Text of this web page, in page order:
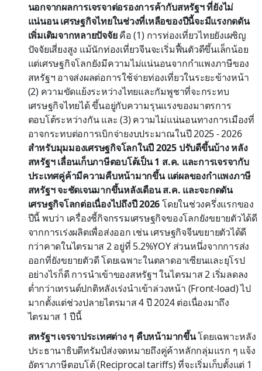
นอกจากผลการเจรจาต่อรองการค้ากับสหรัฐฯ ที่ยังไม่
แน่นอน เศรษฐกิจไทยในช่วงที่เหลือของปีนี้จะมีแรงกดดัน
เพิ่มเติมจากหลายปัจจัยคือ (1) การท่องเที่ยวไทยยังเผชิญ
ปัจจัยเสี่ยงสูง แม้นักท่องเที่ยวจีนจะเริ่มฟื้นตัวดีขึ้นเล็กน้อย
แต่เศรษฐกิจโลกยังมีความไม่แน่นอนจากกำแพงภาษีของ
สหรัฐฯ อาจส่งผลต่อการใช้จ่ายท่องเที่ยวในระยะข้างหน้า
(2) ความขัดแย้งระหว่างไทยและกัมพูชาที่จะกระทบ
เศรษฐกิจไทยได้ ขึ้นอยู่กับความรุนแรงของมาตรการ
ตอบโต้ระหว่างกัน และ (3) ความไม่แน่นอนทางการเมืองที่
อาจกระทบต่อการเบิกจ่ายงบประมาณในปี 2025 - 2026
สำหรับมุมมองเศรษฐกิจโลกในปี 2025 ปรับดีขึ้นบ้าง หลัง
สหรัฐฯ เลื่อนเก็บภาษีตอบโต้เป็น 1 ส.ค. และการเจรจากับ
ประเทศคู่ค้ามีความคืบหน้ามากขึ้นแต่ผลของกำแพงภาษี
สหรัฐฯ จะชัดเจนมากขึ้นหลังเดือน ส.ค. และจะกดดัน
เศรษฐกิจโลกต่อเนื่องไปถึงปี 2026โดยในช่วงครึ่งแรกของ
ปีนี้ พบว่า เครื่องชี้กิจกรรมเศรษฐกิจของโลกยังขยายตัวได้ดี
จากการเร่งผลิตเพื่อส่งออก เช่น เศรษฐกิจจีนขยายตัวได้ดี
กว่าคาดในไตรมาส 2 อยู่ที่ 5.2%YOY ส่วนหนึ่งจากการส่ง
ออกที่ยังขยายตัวดี โดยเฉพาะในตลาดอาเซียนและยุโรป
อย่างไรก็ดี การนำเข้าของสหรัฐฯ ในไตรมาส 2 เริ่มลดลง
ต่ำกว่าเทรนด์ปกติหลังเร่งนำเข้าล่วงหน้า (Front-load) ไป
มากตั้งแต่ช่วงปลายไตรมาส 4 ปี 2024 ต่อเนื่องมาถึง
ไตรมาส 1 ปีนี้
สหรัฐฯ เจรจาประเทศต่าง ๆ คืบหน้ามากขึ้นโดยเฉพาะหลัง
ประธานาธิบดีทรัมป์ส่งจดหมายถึงคู่ค้าหลักกลุ่มแรก ๆ แจ้ง
อัตราภาษีตอบโต้ (Reciprocal tariffs) ที่จะเริ่มเก็บตั้งแต่ 1